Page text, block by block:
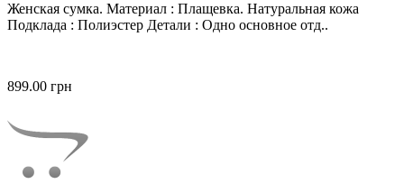
Женская сумка. Материал : Плащевка. Натуральная кожа
Подклада : Полиэстер Детали : Одно основное отд..
899.00 грн